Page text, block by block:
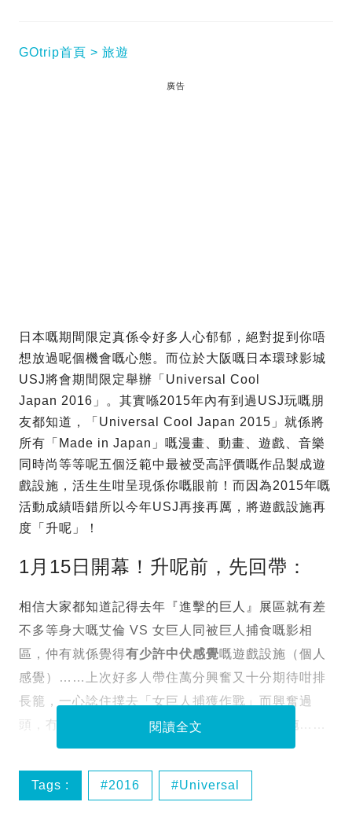
GOtrip首頁 旅遊
廣告
日本嘅期間限定真係令好多人心郁郁，絕對捉到你唔
想放過呢個機會嘅心態。而位於大阪嘅日本環球影城
USJ將會期間限定舉辦「Universal Cool
Japan 2016」
。其實喺2015年內有到過USJ玩嘅朋
友都知道，「Universal Cool Japan 2015」就係將
所有「Made in Japan」嘅漫畫、動畫、遊戲、音樂
同時尚等等呢五個泛範中最被受高評價嘅作品製成遊
戲設施，活生生咁呈現係你嘅眼前！而因為2015年嘅
活動成績唔錯所以今年USJ再接再厲，將遊戲設施再
度「升呢」！
1月15日開幕！升呢前，先回帶：
相信大家都知道記得去年『進擊的巨人』展區就有差
不多等身大嘅艾倫 VS 女巨人同被巨人捕食嘅影相
區，仲有就係覺得有少許中伏感覺嘅遊戲設施（個人
感覺）……上次好多人帶住萬分興奮又十分期待咁排
長籠，一心諗住撲去「女巨人捕獲作戰」而興奮過
頭，冇留意到其實佢係一個步行式參觀遊樂設施
閱讀全文
Tags : 2016 Universal